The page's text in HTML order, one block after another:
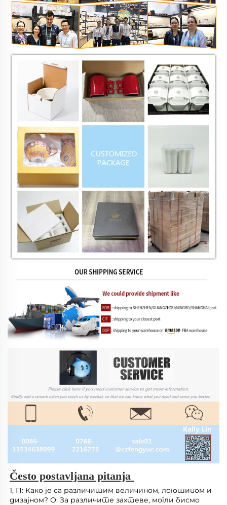
Često postavljana pitanja
1, П: Како је са различитим величином, логотипом и
дизајном? О: За различите захтеве, могли бисмо